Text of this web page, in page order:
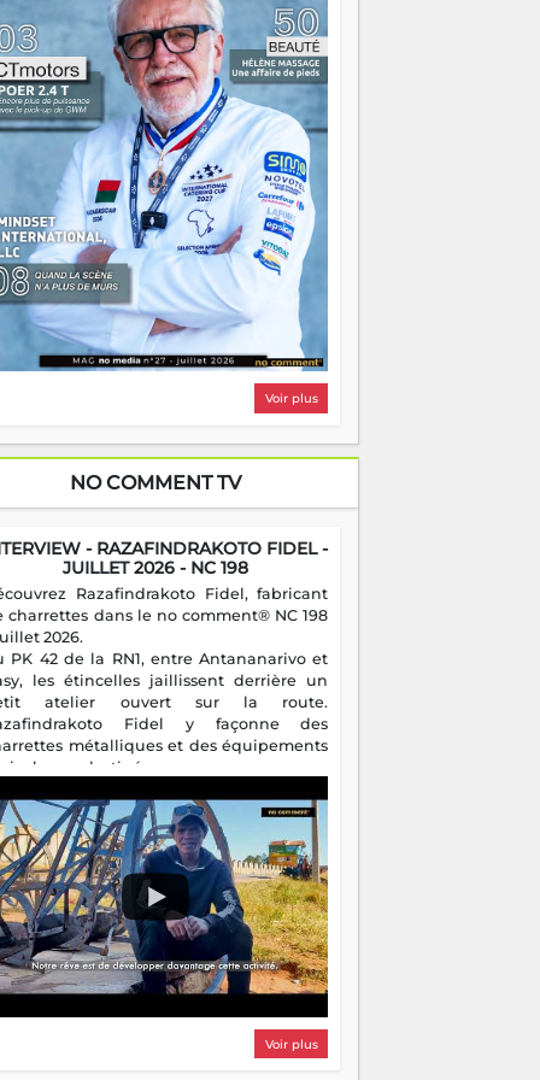
on pourrait s'arrêter là, applaudir et
chez soi satisfait. Mais ce serait
à côté d'une chose essentielle. La
ça brûle fort — et parfois, ça brûle
Une flamme sans direction peut
autant qu'elle peut consumer. C'est
que les aînés entrent en scène — pas
reprendre le gouvernail, mais pour
où sont les récifs. Les jeunes ont la
les vieux ont l'expérience, comme on
Ce n'est pas un combat de générations
c'est une question d'équipage. Partagez
réussites, mais aussi vos échecs. Surtout
échecs, d'ailleurs — ils enseignent
que n'importe quel manuel. À
la barque avance. Il faut juste
que tout le monde rame dans le
Voir plus
NO COMMENT TV
- RAZAFINDRAKOTO FIDEL -
JUILLET 2026 - NC 198
Razafindrakoto Fidel, fabricant
charrettes dans le no comment® NC 198
2026.
PK 42 de la RN1, entre Antananarivo et
les étincelles jaillissent derrière un
atelier ouvert sur la route.
Fidel y façonne des
métalliques et des équipements
destinés aux campagnes
il perpétue un métier discret mais
Voir plus